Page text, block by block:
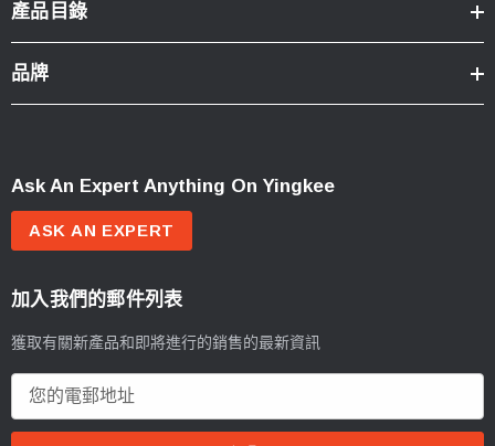
產品目錄
品牌
Ask An Expert Anything On Yingkee
ASK AN EXPERT
加入我們的郵件列表
獲取有關新產品和即將進行的銷售的最新資訊
郵